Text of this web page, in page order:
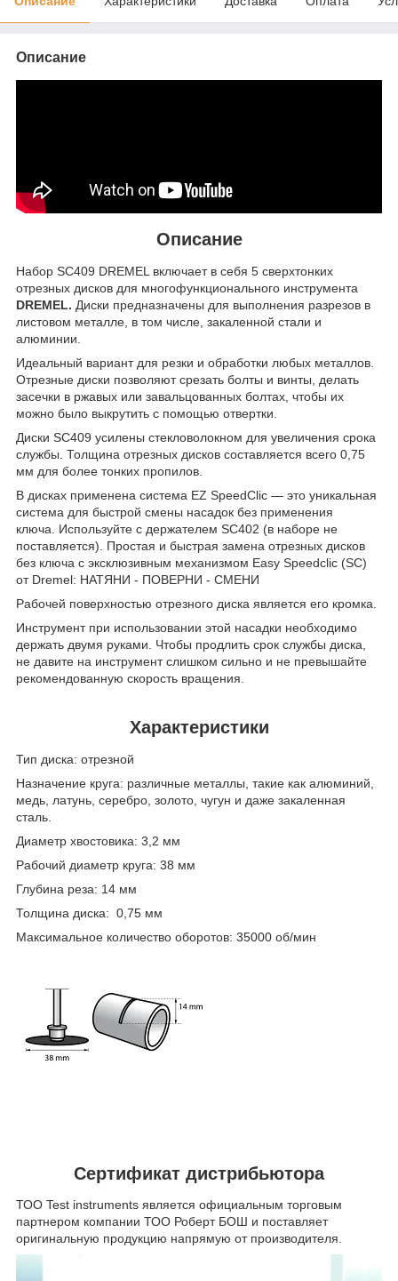
Описание
Описание
Набор SC409 DREMEL включает в себя 5 cверхтонких
отрезных дисков для многофункционального инструмента
DREMEL. Диски предназначены для выполнения разрезов в
листовом металле, в том числе, закаленной стали и
алюминии.
Идеальный вариант для резки и обработки любых металлов.
Отрезные диски позволяют срезать болты и винты, делать
засечки в ржавых или завальцованных болтах, чтобы их
можно было выкрутить с помощью отвертки.
Диски SC409 усилены стекловолокном для увеличения срока
службы. Толщина отрезных дисков составляется всего 0,75
мм для более тонких пропилов.
В дисках применена система EZ SpeedClic — это уникальная
система для быстрой смены насадок без применения
ключа. Используйте с держателем SC402 (в наборе не
поставляется). Простая и быстрая замена отрезных дисков
без ключа с эксклюзивным механизмом Easy Speedclic (SC)
от Dremel: НАТЯНИ - ПОВЕРНИ - СМЕНИ
Рабочей поверхностью отрезного диска является его кромка.
Инструмент при использовании этой насадки необходимо
держать двумя руками. Чтобы продлить срок службы диска,
не давите на инструмент слишком сильно и не превышайте
рекомендованную скорость вращения.
Характеристики
Тип диска: отрезной
Назначение круга: различные металлы, такие как алюминий,
медь, латунь, серебро, золото, чугун и даже закаленная
сталь.
Диаметр хвостовика: 3,2 мм
Рабочий диаметр круга: 38 мм
Глубина реза: 14 мм
Толщина диска: 0,75 мм
Максимальное количество оборотов: 35000 об/мин
Сертификат дистрибьютора
ТОО Test instruments является официальным торговым
партнером компании ТОО Роберт БОШ и поставляет
оригинальную продукцию напрямую от производителя.